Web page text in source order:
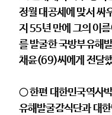
정월 대공세에 맞서 싸
지 55년 만에 그의 이
를 발굴한 국방부유해
채윤(69)씨에게 전달
○ 한편 대한민국역사
유해발굴감식단과 대